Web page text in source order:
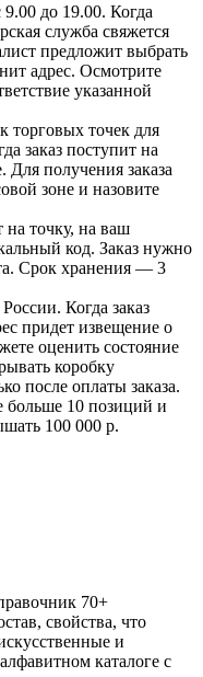
9.00 до 19.00. Когда
служба свяжется
предложит выбрать
адрес. Осмотрите
указанной
торговых точек для
заказ поступит на
Для получения заказа
зоне и назовите
на точку, на ваш
код. Заказ нужно
Срок хранения — 3
Когда заказ
придет извещение о
оценить состояние
коробку
после оплаты заказа.
больше 10 позиций и
100 000 р.
70+
свойства, что
и
каталоге с